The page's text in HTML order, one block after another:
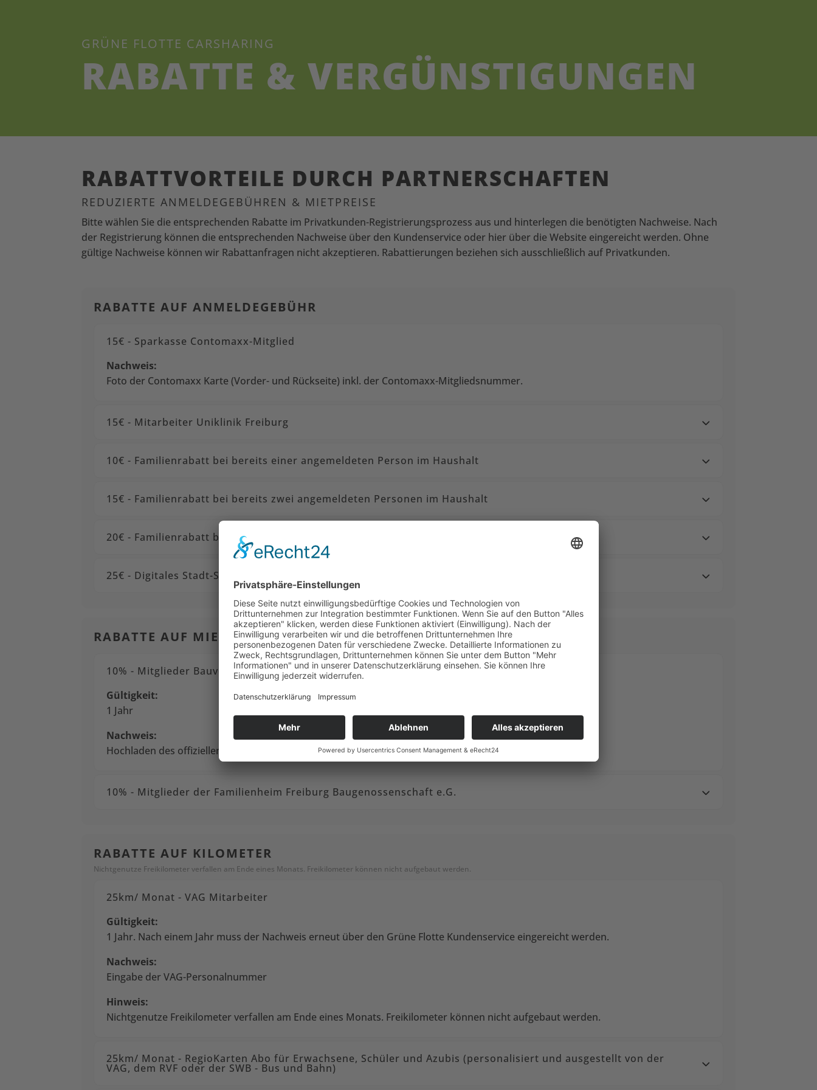
GRÜNE FLOTTE CARSHARING
RABATTE & VER­GÜN­STI­GUNGEN
RABATTVORTEILE DURCH PARTNER­SCHAFTEN
REDUZIERTE ANMELDEGEBÜHREN & MIETPREISE
Bitte wählen Sie die entsprechenden Rabatte im Privat­kunden­-Registrierungs­prozess aus und hinterlegen die benötigten Nachweise. Nach
der Registrierung können die entsprechenden Nachweise über den Kundenservice oder hier über die Website eingereicht werden. Ohne
gültige Nachweise können wir Rabattanfragen nicht akzeptieren. Rabattierungen beziehen sich ausschließlich auf Privatkunden.
RABATTE AUF ANMELDEGEBÜHR
15€ - Sparkasse Contomaxx-Mitglied
Nachweis:
Foto der Contomaxx Karte (Vorder- und Rückseite) inkl. der Contomaxx-Mitgliedsnummer.
15€ - Mitarbeiter Uniklinik Freiburg
10€ - Familienrabatt bei bereits einer angemeldeten Person im Haushalt
15€ - Familienrabatt bei bereits zwei angemeldeten Personen im Haushalt
20€ - Familienrabatt bei bereits drei angemeldeten Personen im Haushalt
25€ - Digitales Stadt-Starter Paket für Freiburger Neubürger
RABATTE AUF MIETPREISE (ZEITPREISE)
10% - Mitglieder Bauverein Breisgau eG
Gültigkeit:
1 Jahr
Nachweis:
Hochladen des offiziellen Mitgliedsanschreiben inkl. der Mitgliedsnummer in Form von Foto oder Scan.
10% - Mitglieder der Familienheim Freiburg Baugenossenschaft e.G.
RABATTE AUF KILOMETER
Nichtgenutze Freikilometer verfallen am Ende eines Monats. Freikilometer können nicht aufgebaut werden.
25km/ Monat - VAG Mitarbeiter
Gültigkeit:
1 Jahr. Nach einem Jahr muss der Nachweis erneut über den Grüne Flotte Kundenservice eingereicht werden.
Nachweis:
Eingabe der VAG-Personalnummer
Hinweis:
Nichtgenutze Freikilometer verfallen am Ende eines Monats. Freikilometer können nicht aufgebaut werden.
25km/ Monat - RegioKarten Abo für Erwachsene, Schüler und Azubis (personalisiert und ausgestellt von der
VAG, dem RVF oder der SWB - Bus und Bahn)